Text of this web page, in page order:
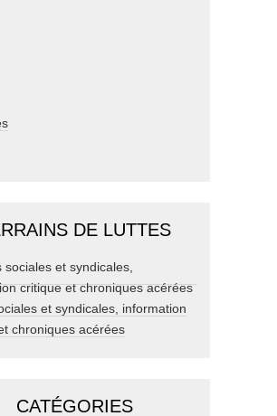
DE LUTTES
et syndicales, information
chroniques acérées
CATÉGORIES